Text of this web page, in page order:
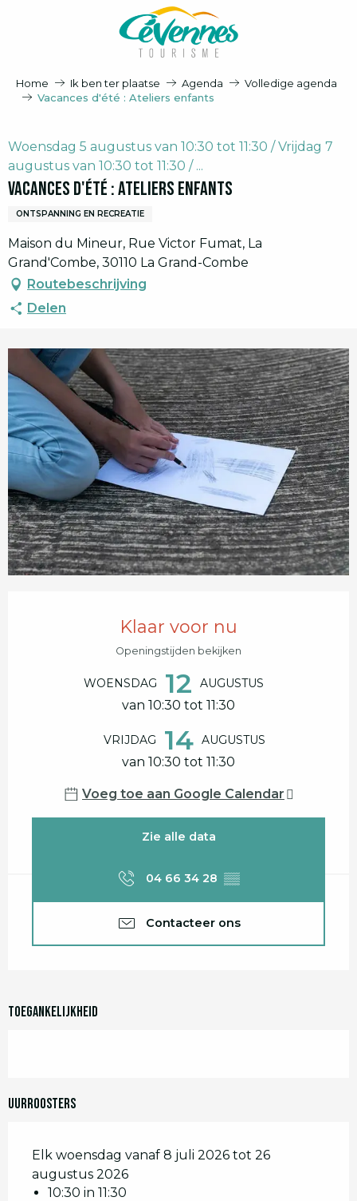
Home Ik ben ter plaatse Agenda
Volledige agenda
Vacances d'été : Ateliers enfants
Woensdag 5 augustus van 10:30 tot 11:30 / Vrijdag 7
augustus van 10:30 tot 11:30 / ...
Vacances d'été : Ateliers enfants
ONTSPANNING EN RECREATIE
Maison du Mineur, Rue Victor Fumat, La
Grand'Combe, 30110 La Grand-Combe
Routebeschrijving
Delen
Klaar voor nu
Openingstijden bekijken
WOENSDAG 12 AUGUSTUS
van 10:30 tot 11:30
VRIJDAG 14 AUGUSTUS
van 10:30 tot 11:30
Voeg toe aan Google Calendar
Zie alle data
04 66 34 28 ▒▒
Contacteer ons
Toegankelijkheid
Uurroosters
Elk woensdag vanaf 8 juli 2026 tot 26
augustus 2026
10:30 in 11:30